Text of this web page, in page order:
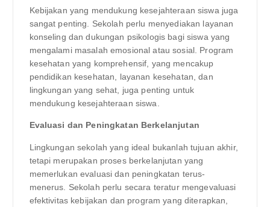
Kebijakan yang mendukung kesejahteraan siswa juga
sangat penting. Sekolah perlu menyediakan layanan
konseling dan dukungan psikologis bagi siswa yang
mengalami masalah emosional atau sosial. Program
kesehatan yang komprehensif, yang mencakup
pendidikan kesehatan, layanan kesehatan, dan
lingkungan yang sehat, juga penting untuk
mendukung kesejahteraan siswa.
Evaluasi dan Peningkatan Berkelanjutan
Lingkungan sekolah yang ideal bukanlah tujuan akhir,
tetapi merupakan proses berkelanjutan yang
memerlukan evaluasi dan peningkatan terus-
menerus. Sekolah perlu secara teratur mengevaluasi
efektivitas kebijakan dan program yang diterapkan,